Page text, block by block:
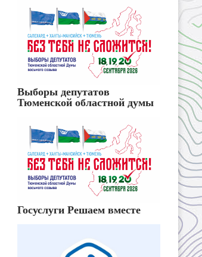
Выборы депутатов
Тюменской областной думы
Госуслуги Решаем вместе